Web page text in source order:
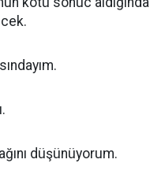
düşünüyorum.